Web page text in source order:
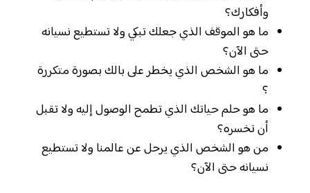
وأفكارك؟
ما هو الموقف الذي جعلك تبكي ولا تستطيع نسيانه
حتى الآن؟
ما هو الشخص الذي يخطر على بالك بصورة متكررة
؟
ما هو حلم حياتك الذي تطمح الوصول إليه ولا تقبل
أن تخسره؟
من هو الشخص الذي يرحل عن عالمنا ولا تستطيع
نسيانه حتى الآن؟